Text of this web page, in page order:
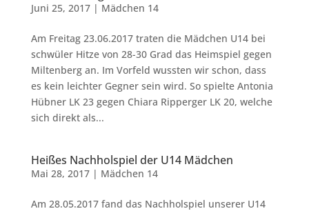
Juni 25, 2017| Mädchen 14
Am Freitag 23.06.2017 traten die Mädchen U14 bei
schwüler Hitze von 28-30 Grad das Heimspiel gegen
Miltenberg an. Im Vorfeld wussten wir schon, dass
es kein leichter Gegner sein wird. So spielte Antonia
Hübner LK 23 gegen Chiara Ripperger LK 20, welche
sich direkt als...
Heißes Nachholspiel der U14 Mädchen
Mai 28, 2017| Mädchen 14
Am 28.05.2017 fand das Nachholspiel unserer U14